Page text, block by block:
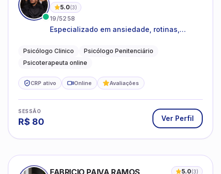
5.0(3)
19/5258
Especializado em ansiedade, rotinas,
familiares e questões comportamentais.
Psicólogo Clinico
Psicólogo Penitenciário
Psicoterapeuta online
CRP ativo Online Avaliações
SESSÃO
R$ 80 Ver Perfil
5.0(3)